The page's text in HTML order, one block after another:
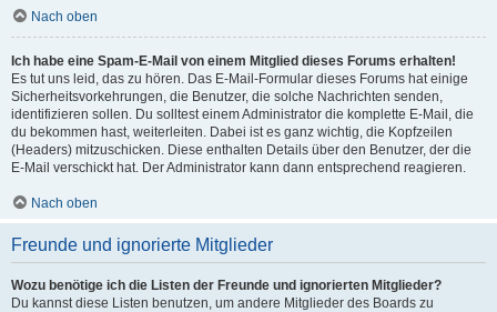
Nach oben
Ich habe eine Spam-E-Mail von einem Mitglied dieses Forums erhalten!
Es tut uns leid, das zu hören. Das E-Mail-Formular dieses Forums hat einige
Sicherheitsvorkehrungen, die Benutzer, die solche Nachrichten senden,
identifizieren sollen. Du solltest einem Administrator die komplette E-Mail, die
du bekommen hast, weiterleiten. Dabei ist es ganz wichtig, die Kopfzeilen
(Headers) mitzuschicken. Diese enthalten Details über den Benutzer, der die
E-Mail verschickt hat. Der Administrator kann dann entsprechend reagieren.
Nach oben
Freunde und ignorierte Mitglieder
Wozu benötige ich die Listen der Freunde und ignorierten Mitglieder?
Du kannst diese Listen benutzen, um andere Mitglieder des Boards zu